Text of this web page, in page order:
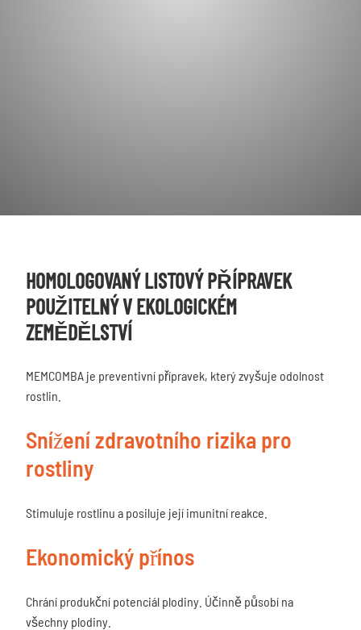
HOMOLOGOVANÝ LISTOVÝ PŘÍPRAVEK
POUŽITELNÝ V EKOLOGICKÉM
ZEMĚDĚLSTVÍ
MEMCOMBA je preventivní přípravek, který zvyšuje odolnost
rostlin.
Snížení zdravotního rizika pro
rostliny
Stimuluje rostlinu a posiluje její imunitní reakce.
Ekonomický přínos
Chrání produkční potenciál plodiny. Účinně působí na
všechny plodiny.